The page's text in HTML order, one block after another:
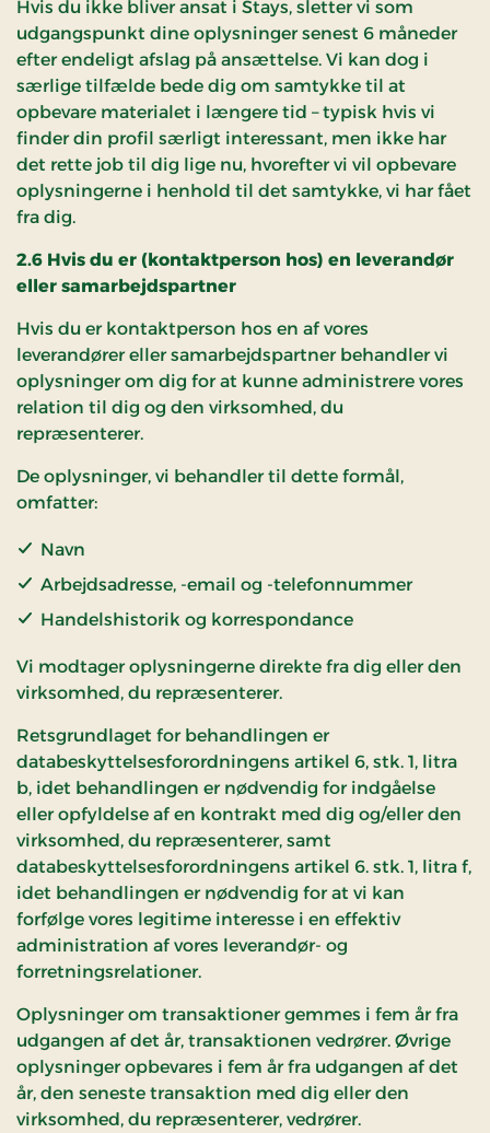
Hvis du ikke bliver ansat i Stays, sletter vi som
udgangspunkt dine oplysninger senest 6 måneder
efter endeligt afslag på ansættelse. Vi kan dog i
særlige tilfælde bede dig om samtykke til at
opbevare materialet i længere tid – typisk hvis vi
finder din profil særligt interessant, men ikke har
det rette job til dig lige nu, hvorefter vi vil opbevare
oplysningerne i henhold til det samtykke, vi har fået
fra dig.
2.6 Hvis du er (kontaktperson hos) en leverandør
eller samarbejdspartner
Hvis du er kontaktperson hos en af vores
leverandører eller samarbejdspartner behandler vi
oplysninger om dig for at kunne administrere vores
relation til dig og den virksomhed, du
repræsenterer.
De oplysninger, vi behandler til dette formål,
omfatter:
Navn
Arbejdsadresse, -email og -telefonnummer
Handelshistorik og korrespondance
Vi modtager oplysningerne direkte fra dig eller den
virksomhed, du repræsenterer.
Retsgrundlaget for behandlingen er
databeskyttelsesforordningens artikel 6, stk. 1, litra
b, idet behandlingen er nødvendig for indgåelse
eller opfyldelse af en kontrakt med dig og/eller den
virksomhed, du repræsenterer, samt
databeskyttelsesforordningens artikel 6. stk. 1, litra f,
idet behandlingen er nødvendig for at vi kan
forfølge vores legitime interesse i en effektiv
administration af vores leverandør- og
forretningsrelationer.
Oplysninger om transaktioner gemmes i fem år fra
udgangen af det år, transaktionen vedrører. Øvrige
oplysninger opbevares i fem år fra udgangen af det
år, den seneste transaktion med dig eller den
virksomhed, du repræsenterer, vedrører.